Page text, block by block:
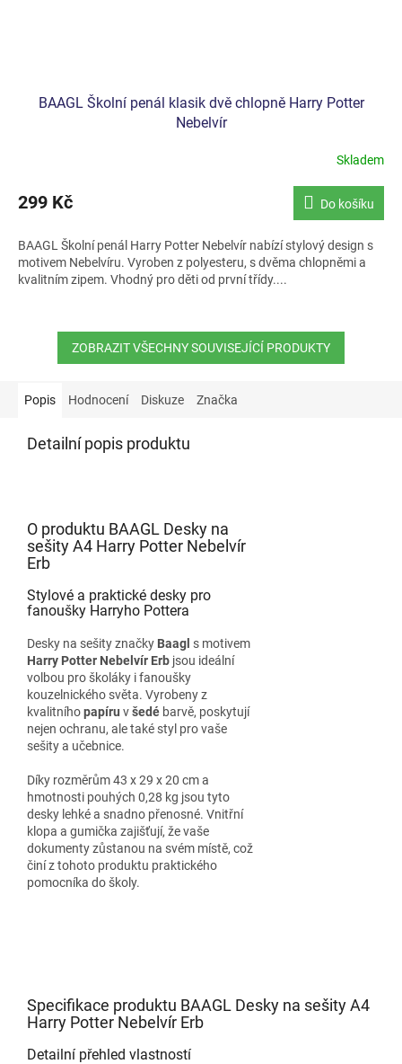
BAAGL Školní penál klasik dvě chlopně Harry Potter
Nebelvír
Skladem
299 Kč Do košíku
BAAGL Školní penál Harry Potter Nebelvír nabízí stylový design s
motivem Nebelvíru. Vyroben z polyesteru, s dvěma chlopněmi a
kvalitním zipem. Vhodný pro děti od první třídy....
ZOBRAZIT VŠECHNY SOUVISEJÍCÍ PRODUKTY
Popis Hodnocení Diskuze Značka
Detailní popis produktu
O produktu BAAGL Desky na
sešity A4 Harry Potter Nebelvír
Erb
Stylové a praktické desky pro
fanoušky Harryho Pottera
Desky na sešity značky Baagl s motivem
Harry Potter Nebelvír Erb jsou ideální
volbou pro školáky i fanoušky
kouzelnického světa. Vyrobeny z
kvalitníhopapíru všedé barvě, poskytují
nejen ochranu, ale také styl pro vaše
sešity a učebnice.
Díky rozměrům 43 x 29 x 20 cm a
hmotnosti pouhých 0,28 kg jsou tyto
desky lehké a snadno přenosné. Vnitřní
klopa a gumička zajišťují, že vaše
dokumenty zůstanou na svém místě, což
činí z tohoto produktu praktického
pomocníka do školy.
Specifikace produktu BAAGL Desky na sešity A4
Harry Potter Nebelvír Erb
Detailní přehled vlastností